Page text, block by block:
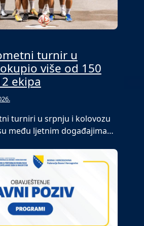
turnir u
više od 150
ekipa
turniri u srpnju i kolovozu
među ljetnim događajima…